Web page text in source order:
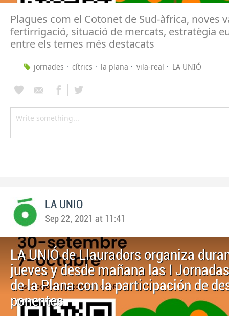
Plagues com el Cotonet de Sud-àfrica, noves
fertirrigació, situació de mercats, estratègia
entre els temes més destacats
jornades cítrics la plana vila-real LA UNIÓ
LA UNIO
Sep 22, 2021 at 11:41
LA UNIÓ de Llauradors organiza
jueves y desde mañana las I
de la Plana con la participación de
ponentes